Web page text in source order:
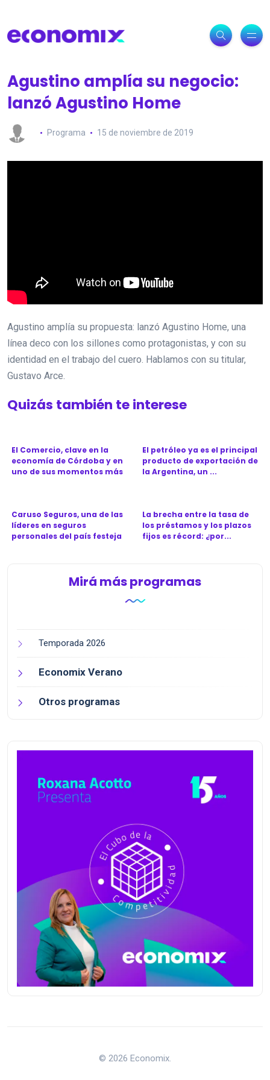
Agustino amplía su negocio:
lanzó Agustino Home
Programa 15 de noviembre de 2019
Agustino amplía su propuesta: lanzó Agustino Home, una
línea deco con los sillones como protagonistas, y con su
identidad en el trabajo del cuero. Hablamos con su titular,
Gustavo Arce.
Quizás también te interese
El Comercio, clave en la
economía de Córdoba y en
uno de sus momentos más
El petróleo ya es el principal
producto de exportación de
la Argentina, un ...
Caruso Seguros, una de las
líderes en seguros
personales del país festeja
La brecha entre la tasa de
los préstamos y los plazos
fijos es récord: ¿por...
Mirá más programas
Temporada 2026
Economix Verano
Otros programas
© 2026 Economix.